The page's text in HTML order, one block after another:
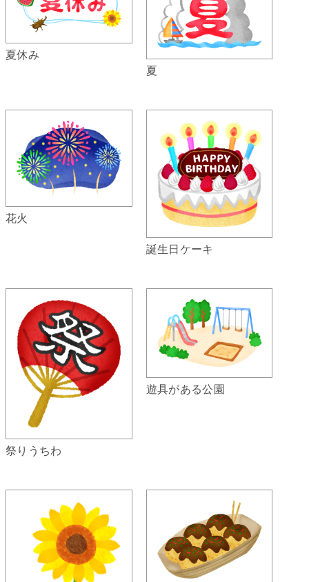
夏休み
夏
花火
誕生日ケーキ
祭りうちわ
遊具がある公園